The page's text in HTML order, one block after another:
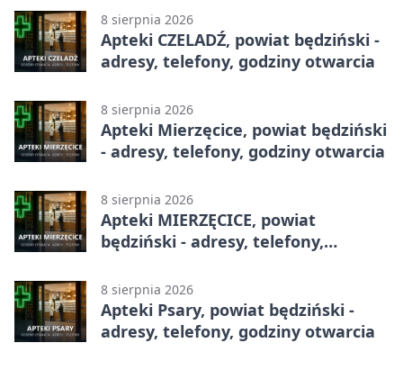
8 sierpnia 2026
Apteki CZELADŹ, powiat będziński -
adresy, telefony, godziny otwarcia
8 sierpnia 2026
Apteki Mierzęcice, powiat będziński
- adresy, telefony, godziny otwarcia
8 sierpnia 2026
Apteki MIERZĘCICE, powiat
będziński - adresy, telefony,
8 sierpnia 2026
Apteki Psary, powiat będziński -
adresy, telefony, godziny otwarcia